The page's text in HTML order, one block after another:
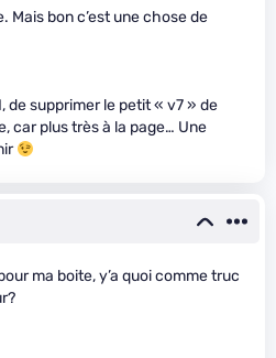
Mais bon c’est une chose de
de supprimer le petit « v7 » de
car plus très à la page… Une
ma boite, y’a quoi comme truc